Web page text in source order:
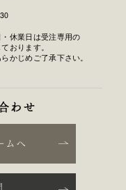
休業日は受注専用の
おります。
かじめご了承下さい。
わせ
ムへ